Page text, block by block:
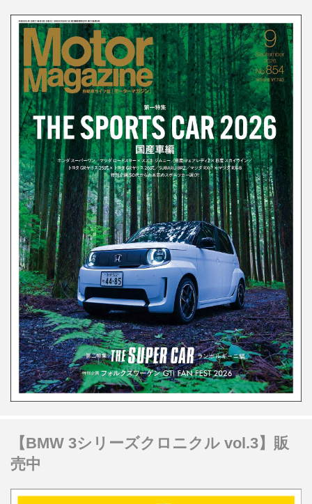
【BMW 3シリーズクロニクル vol.3】販
売中